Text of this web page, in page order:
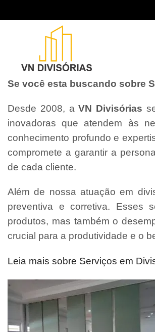
Se você esta buscando sobre
Desde 2008, aVN Divisórias
inovadoras que atendem às
conhecimento profundo e
compromete a garantir a
de cada cliente.
Além de nossa atuação em
preventiva e corretiva. Esses
produtos, mas também o
crucial para a produtividade e o
Leia mais sobre Serviços em